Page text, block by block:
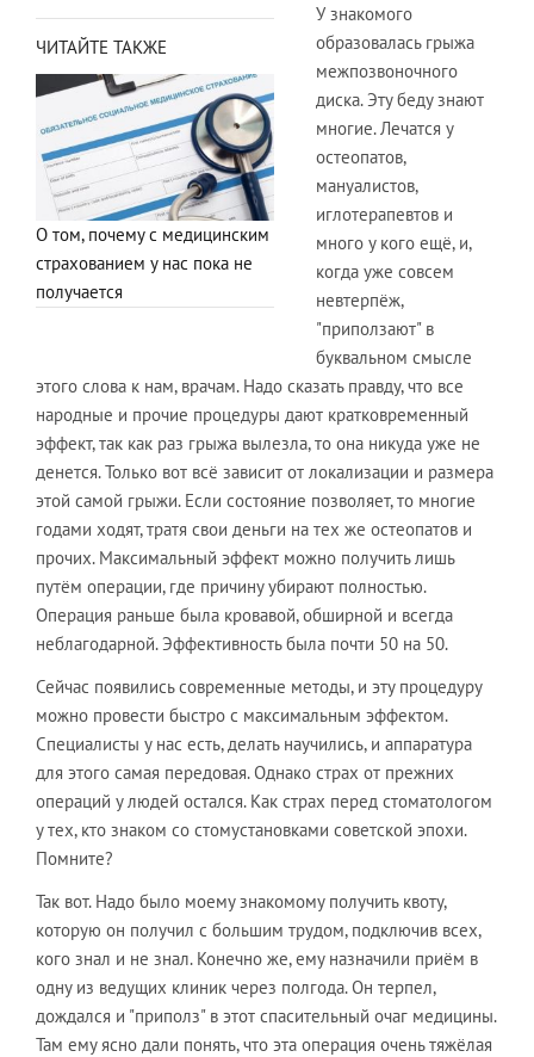
ЧИТАЙТЕ ТАКЖЕ
О том, почему с медицинским
страхованием у нас пока не
получается
У знакомого
образовалась грыжа
межпозвоночного
диска. Эту беду знают
многие. Лечатся у
остеопатов,
мануалистов,
иглотерапевтов и
много у кого ещё, и,
когда уже совсем
невтерпёж,
"приползают" в
буквальном смысле
этого слова к нам, врачам. Надо сказать правду, что все
народные и прочие процедуры дают кратковременный
эффект, так как раз грыжа вылезла, то она никуда уже не
денется. Только вот всё зависит от локализации и размера
этой самой грыжи. Если состояние позволяет, то многие
годами ходят, тратя свои деньги на тех же остеопатов и
прочих. Максимальный эффект можно получить лишь
путём операции, где причину убирают полностью.
Операция раньше была кровавой, обширной и всегда
неблагодарной. Эффективность была почти 50 на 50.
Сейчас появились современные методы, и эту процедуру
можно провести быстро с максимальным эффектом.
Специалисты у нас есть, делать научились, и аппаратура
для этого самая передовая. Однако страх от прежних
операций у людей остался. Как страх перед стоматологом
у тех, кто знаком со стомустановками советской эпохи.
Помните?
Так вот. Надо было моему знакомому получить квоту,
которую он получил с большим трудом, подключив всех,
кого знал и не знал. Конечно же, ему назначили приём в
одну из ведущих клиник через полгода. Он терпел,
дождался и "приполз" в этот спасительный очаг медицины.
Там ему ясно дали понять, что эта операция очень тяжёлая